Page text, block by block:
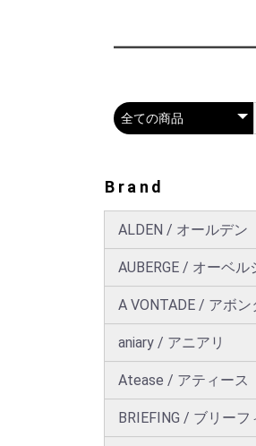
Brand
ALDEN / オールデン
AUBERGE / オーベル
A VONTADE / アボン
aniary / アニアリ
Atease / アティース
BRIEFING / ブリーフ